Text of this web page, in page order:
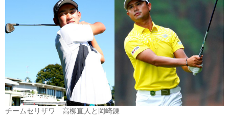
チームセリザワ 高柳直人と岡崎錬